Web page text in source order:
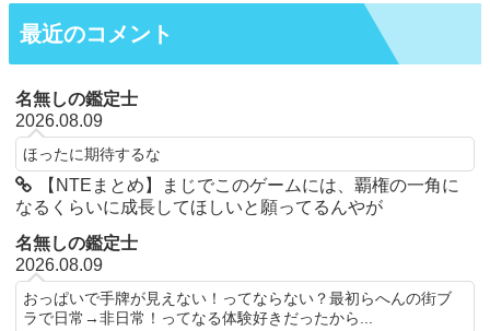
最近のコメント
名無しの鑑定士
2026.08.09
ほったに期待するな
【NTEまとめ】まじでこのゲームには、覇権の一角に
なるくらいに成長してほしいと願ってるんやが
名無しの鑑定士
2026.08.09
おっぱいで手牌が見えない！ってならない？最初らへんの街ブ
ラで日常→非日常！ってなる体験好きだったから...